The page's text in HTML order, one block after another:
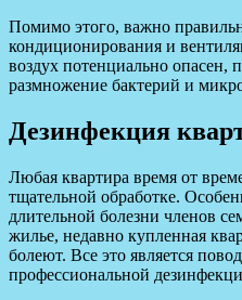
Помимо этого, важно
кондиционирования и
воздух потенциально опасен,
размножение бактерий и
Дезинфекция
Любая квартира время от
тщательной обработке.
длительной болезни членов
жилье, недавно купленная
болеют. Все это является
профессиональной